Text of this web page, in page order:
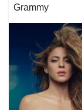
Grammy